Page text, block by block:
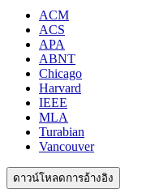
ACM
ACS
APA
ABNT
Chicago
Harvard
IEEE
MLA
Turabian
Vancouver
ดาวน์โหลดการอ้างอิง